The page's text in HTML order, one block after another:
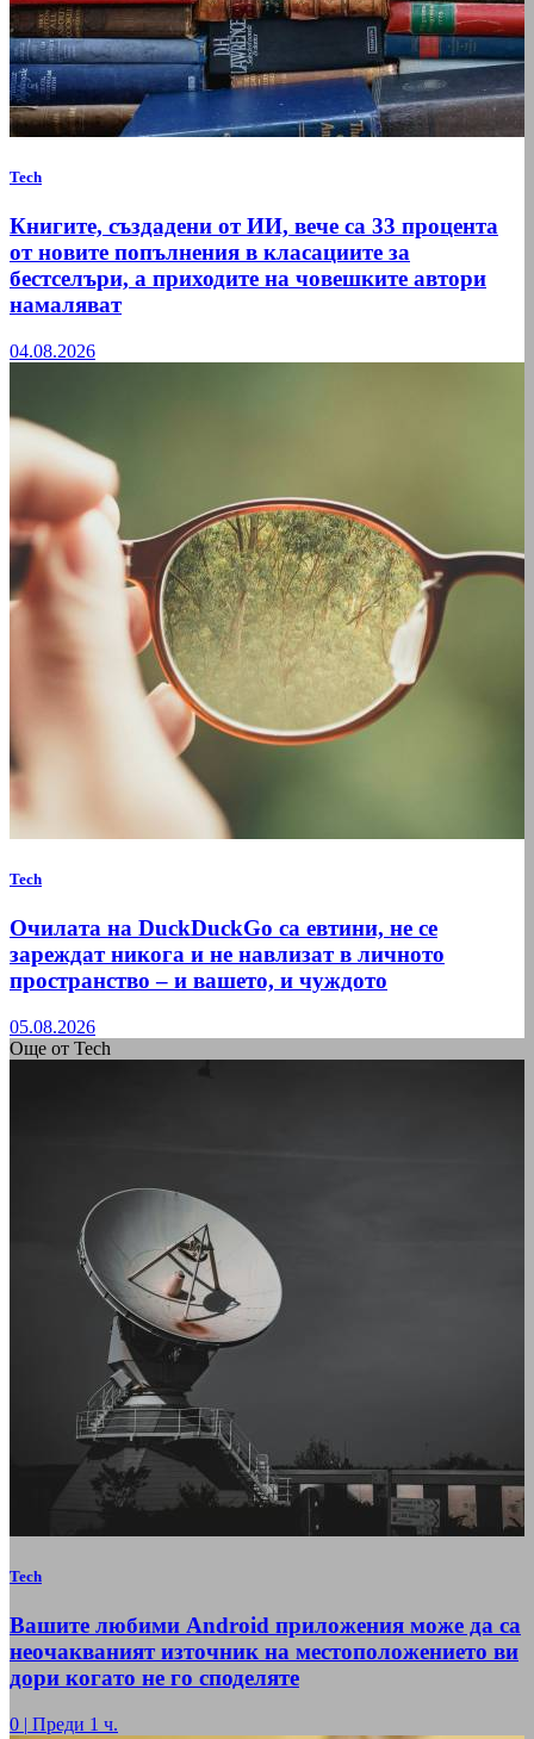
Tech
Книгите, създадени от ИИ, вече са 33 процента
от новите попълнения в класациите за
бестселъри, а приходите на човешките автори
намаляват
04.08.2026
Tech
Очилата на DuckDuckGo са евтини, не се
зареждат никога и не навлизат в личното
пространство – и вашето, и чуждото
05.08.2026
Още от Tech
Tech
Вашите любими Android приложения може да са
неочакваният източник на местоположението ви
дори когато не го споделяте
0 | Преди 1 ч.